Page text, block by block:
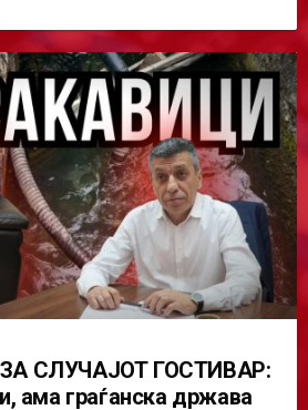
СЛУЧАЈОТ ГОСТИВАР:
ама граѓанска држава